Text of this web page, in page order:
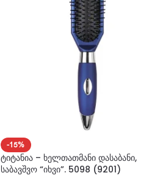
-15%
ტიტანია – ხელთათმანი დასაბანი,
საბავშვო “იხვი”. 5098 (9201)